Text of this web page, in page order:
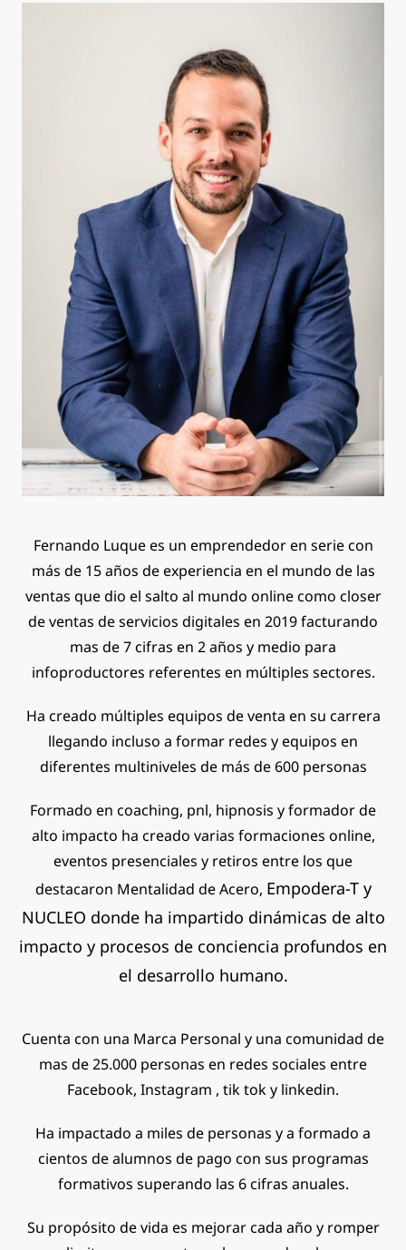
Fernando Luque es un emprendedor en serie con
más de 15 años de experiencia en el mundo de las
ventas que dio el salto al mundo online como closer
de ventas de servicios digitales en 2019 facturando
mas de 7 cifras en 2 años y medio para
infoproductores referentes en múltiples sectores.
Ha creado múltiples equipos de venta en su carrera
llegando incluso a formar redes y equipos en
diferentes multiniveles de más de 600 personas
Formado en coaching, pnl, hipnosis y formador de
alto impacto ha creado varias formaciones online,
eventos presenciales y retiros entre los que
destacaron Mentalidad de Acero, Empodera-T y
NUCLEO donde ha impartido dinámicas de alto
impacto y procesos de conciencia profundos en
el desarrollo humano.
Cuenta con una Marca Personal y una comunidad de
mas de 25.000 personas en redes sociales entre
Facebook, Instagram , tik tok y linkedin.
Ha impactado a miles de personas y a formado a
cientos de alumnos de pago con sus programas
formativos superando las 6 cifras anuales.
Su propósito de vida es mejorar cada año y romper